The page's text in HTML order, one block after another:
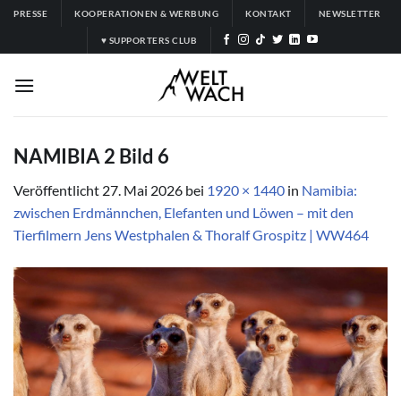
Zum
springen
PRESSE KOOPERATIONEN & WERBUNG KONTAKT NEWSLETTER
♥ SUPPORTERS CLUB
NAMIBIA 2 Bild 6
Veröffentlicht 27. Mai 2026 bei 1920 × 1440 in Namibia:
zwischen Erdmännchen, Elefanten und Löwen – mit den
Tierfilmern Jens Westphalen & Thoralf Grospitz | WW464